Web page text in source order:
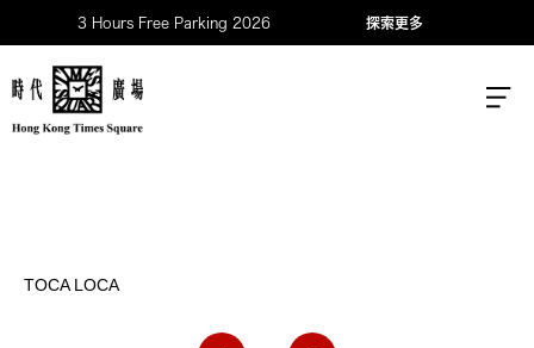
3 Hours Free Parking 2026 探索更多
TOCA LOCA